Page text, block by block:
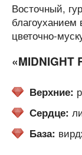
Восточный,
благоуханием
цветочно-
«MIDNIGHT
Верхние:
Сердце:
База: